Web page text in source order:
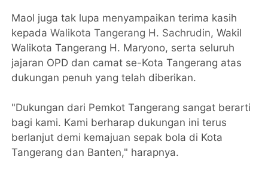
Maol juga tak lupa menyampaikan terima kasih
kepadaWalikota Tangerang H. Sachrudin, Wakil
Walikota Tangerang H. Maryono, serta seluruh
jajaran OPD dan camat se-Kota Tangerang atas
dukungan penuh yang telah diberikan.
"Dukungan dari Pemkot Tangerang sangat berarti
bagi kami. Kami berharap dukungan ini terus
berlanjut demi kemajuan sepak bola di Kota
Tangerang dan Banten," harapnya.